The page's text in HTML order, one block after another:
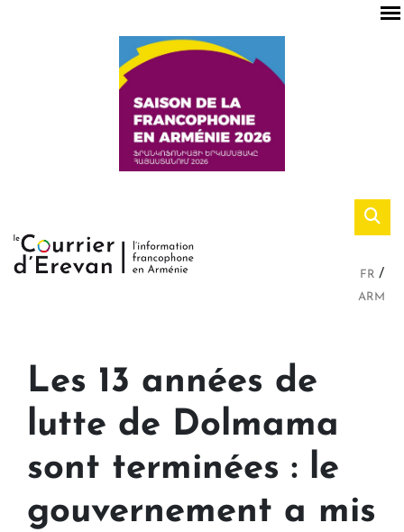
FR
ARM
Les 13 années de
lutte de Dolmama
sont terminées : le
gouvernement a mis